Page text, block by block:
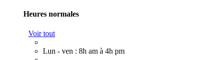
Heures normales
Voir tout
Lun - ven : 8h am à 4h pm